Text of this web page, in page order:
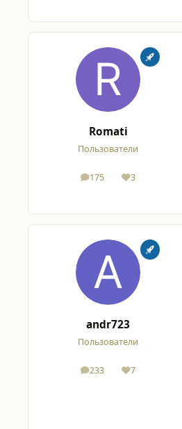
Romati
Пользователи
175
сообщения
3
Репутация
andr723
Пользователи
233
сообщения
7
Репутация